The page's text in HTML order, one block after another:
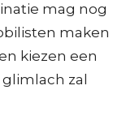
mag nog
maken
kiezen een
zal